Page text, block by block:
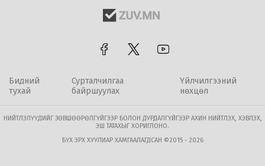
Бидний
тухай
Сурталчилгаа
байршуулах
Үйлчилгээний
нөхцөл
НИЙТЛЭЛҮҮДИЙГ ЗӨВШӨӨРӨЛГҮЙГЭЭР БОЛОН ДУРДАЛГҮЙГЭЭР АХИН НИЙТЛЭХ, ХЭВЛЭХ,
ЭШ ТАТАХЫГ ХОРИГЛОНО.
БҮХ ЭРХ ХУУЛИАР ХАМГААЛАГДСАН ©2015 - 2026